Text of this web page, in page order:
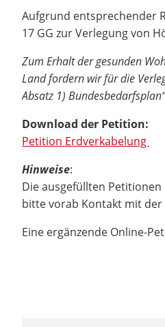
Aufgrund entsprechender
17 GG zur Verlegung von
Zum Erhalt der gesunden
Land fordern wir für die
Absatz 1)
Download der Petition:
Petition Erdverkabelung
Hinweise:
Die ausgefüllten
bitte vorab Kontakt mit der
Eine ergänzende Online-